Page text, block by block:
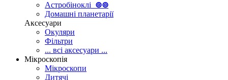
Астробіноклі ⊚⊚
Домашні планетарії
Аксесуари
Окуляри
Фільтри
... всі аксесуари ...
Мікроскопія
Мікроскопи
Дитячі